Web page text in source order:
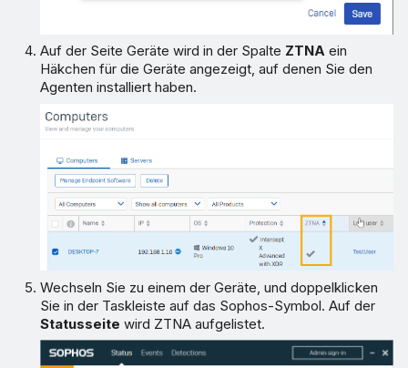
Auf der Seite Geräte wird in der Spalte ZTNA ein
Häkchen für die Geräte angezeigt, auf denen Sie den
Agenten installiert haben.
Wechseln Sie zu einem der Geräte, und doppelklicken
Sie in der Taskleiste auf das Sophos-Symbol. Auf der
Statusseite wird ZTNA aufgelistet.